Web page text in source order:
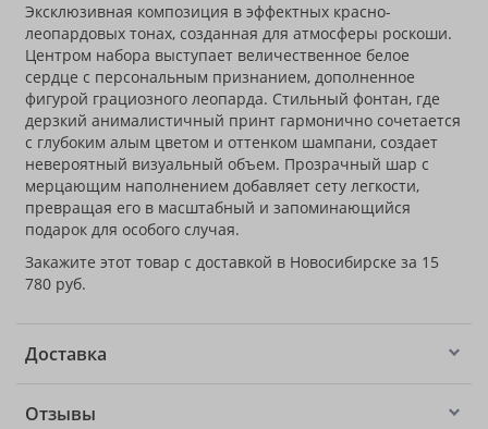
Эксклюзивная композиция в эффектных красно-
леопардовых тонах, созданная для атмосферы роскоши.
Центром набора выступает величественное белое
сердце с персональным признанием, дополненное
фигурой грациозного леопарда. Стильный фонтан, где
дерзкий анималистичный принт гармонично сочетается
с глубоким алым цветом и оттенком шампани, создает
невероятный визуальный объем. Прозрачный шар с
мерцающим наполнением добавляет сету легкости,
превращая его в масштабный и запоминающийся
подарок для особого случая.
Закажите этот товар с доставкой в Новосибирске за 15
780 руб.
Доставка
Отзывы